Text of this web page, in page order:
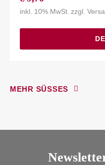
inkl. 10% MwSt. zzgl.
MEHR SÜSSES